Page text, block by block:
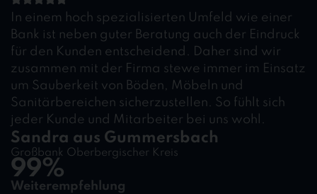
In einem hoch spezialisierten Umfeld wie einer
Bank ist neben guter Beratung auch der Eindruck
für den Kunden entscheidend. Daher sind wir
zusammen mit der Firma stewe immer im Einsatz
um Sauberkeit von Böden, Möbeln und
Sanitärbereichen sicherzustellen. So fühlt sich
jeder Kunde und Mitarbeiter bei uns wohl.
Sandra aus Gummersbach
Großbank Oberbergischer Kreis
99%
Weiterempfehlung